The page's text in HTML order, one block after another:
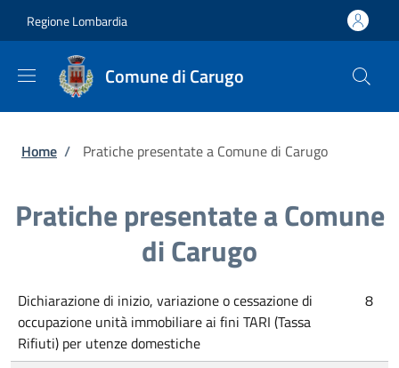
Regione Lombardia
Comune di Carugo
Briciole di pane
Home / Pratiche presentate a Comune di Carugo
Pratiche presentate a Comune
di Carugo
Dichiarazione di inizio, variazione o cessazione di
occupazione unità immobiliare ai fini TARI (Tassa
Rifiuti) per utenze domestiche
8